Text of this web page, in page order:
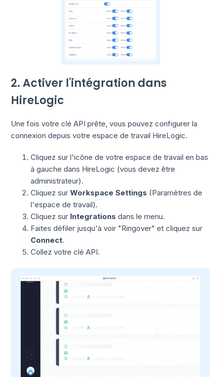
2. Activer l'intégration dans
HireLogic
Une fois votre clé API prête, vous pouvez configurer la
connexion depuis votre espace de travail HireLogic.
Cliquez sur l'icône de votre espace de travail en bas
à gauche dans HireLogic (vous devez être
administrateur).
Cliquez surWorkspace Settings (Paramètres de
l'espace de travail).
Cliquez sur Integrations dans le menu.
Faites défiler jusqu'à voir "Ringover" et cliquez sur
Connect.
Collez votre clé API.